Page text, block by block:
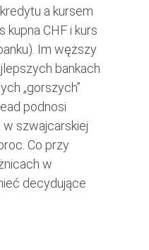
a kursem
kupna CHF i kurs
Im węższy
bankach
„gorszych”
podnosi
szwajcarskiej
Co przy
w
decydujące